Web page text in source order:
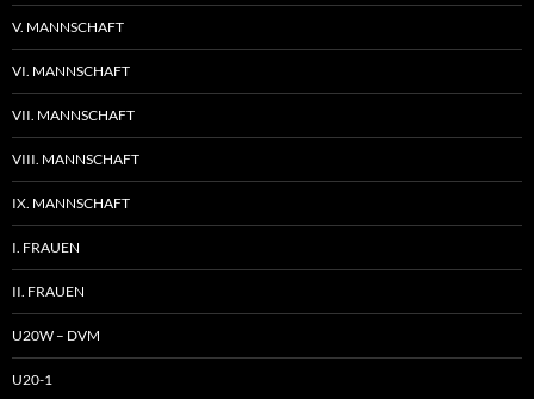
V. MANNSCHAFT
VI. MANNSCHAFT
VII. MANNSCHAFT
VIII. MANNSCHAFT
IX. MANNSCHAFT
I. FRAUEN
II. FRAUEN
U20W – DVM
U20-1